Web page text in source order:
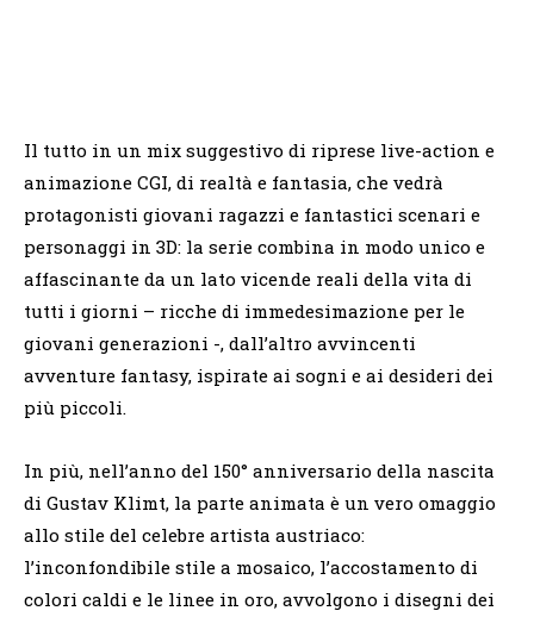
Il tutto in un mix suggestivo di riprese live-action e
animazione CGI, di realtà e fantasia, che vedrà
protagonisti giovani ragazzi e fantastici scenari e
personaggi in 3D: la serie combina in modo unico e
affascinante da un lato vicende reali della vita di
tutti i giorni – ricche di immedesimazione per le
giovani generazioni -, dall’altro avvincenti
avventure fantasy, ispirate ai sogni e ai desideri dei
più piccoli.
In più, nell’anno del 150° anniversario della nascita
di Gustav Klimt, la parte animata è un vero omaggio
allo stile del celebre artista austriaco:
l’inconfondibile stile a mosaico, l’accostamento di
colori caldi e le linee in oro, avvolgono i disegni dei